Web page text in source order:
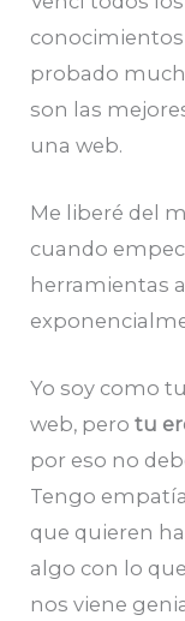
probado
son las
una web.
Me liberé del
cuando
herramientas
Yo soy como
web, perotu
por eso no
Tengo
que quieren
algo con lo
nos viene